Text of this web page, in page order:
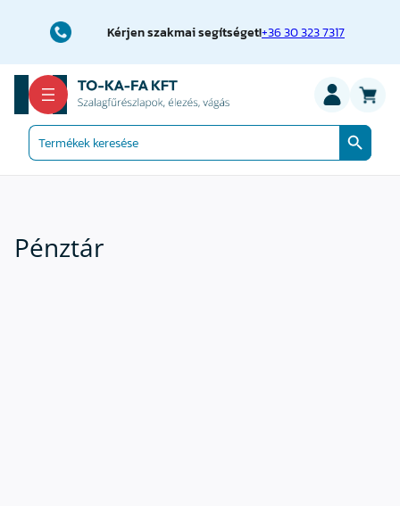
Kérjen szakmai segítséget!+36 30 323 7317
Search
for:
Search Button
Pénztár